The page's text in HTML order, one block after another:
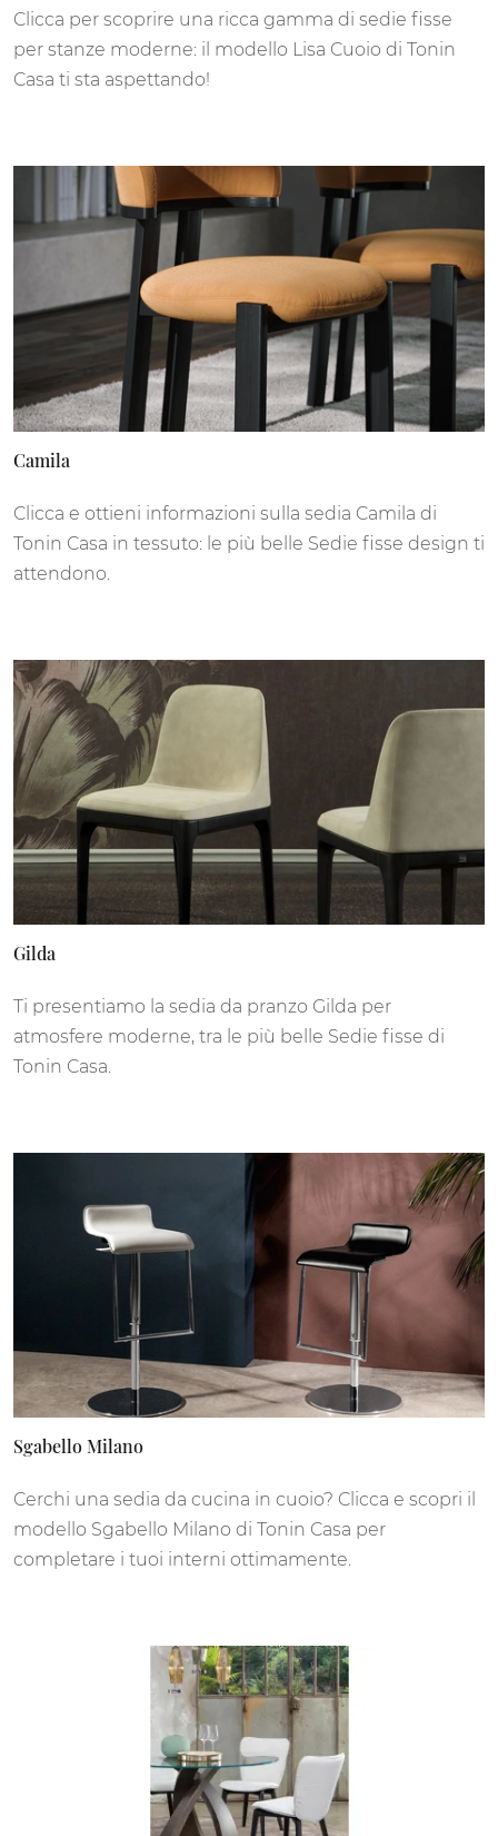
Clicca per scoprire una ricca gamma di sedie fisse
per stanze moderne: il modello Lisa Cuoio di Tonin
Casa ti sta aspettando!
Camila
Clicca e ottieni informazioni sulla sedia Camila di
Tonin Casa in tessuto: le più belle Sedie fisse design ti
attendono.
Gilda
Ti presentiamo la sedia da pranzo Gilda per
atmosfere moderne, tra le più belle Sedie fisse di
Tonin Casa.
Sgabello Milano
Cerchi una sedia da cucina in cuoio? Clicca e scopri il
modello Sgabello Milano di Tonin Casa per
completare i tuoi interni ottimamente.